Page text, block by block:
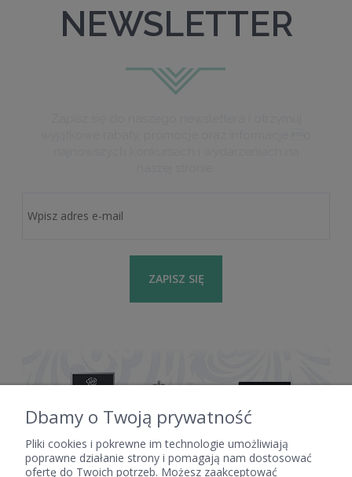
NEWSLETTER
ZAPISZ SIĘ
Dbamy o Twoją prywatność
Pliki cookies i pokrewne im technologie umożliwiają
poprawne działanie strony i pomagają nam dostosować
ofertę do Twoich potrzeb. Możesz zaakceptować